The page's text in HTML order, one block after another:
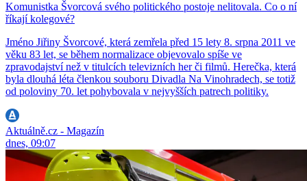
Komunistka Švorcová svého politického postoje nelitovala. Co o ní
říkají kolegové?
Jméno Jiřiny Švorcové, která zemřela před 15 lety 8. srpna 2011 ve
věku 83 let, se během normalizace objevovalo spíše ve
zpravodajství než v titulcích televizních her či filmů. Herečka, která
byla dlouhá léta členkou souboru Divadla Na Vinohradech, se totiž
od poloviny 70. let pohybovala v nejvyšších patrech politiky.
Aktuálně.cz - Magazín
dnes, 09:07